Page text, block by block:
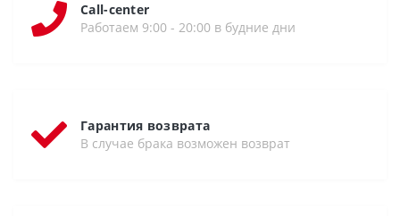
Call-center
Работаем 9:00 - 20:00 в будние дни
Гарантия возврата
В случае брака возможен возврат